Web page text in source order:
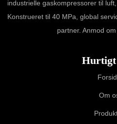
industrielle gaskompressorer til
Konstrueret til 40 MPa, global
partner. Anmod
Om